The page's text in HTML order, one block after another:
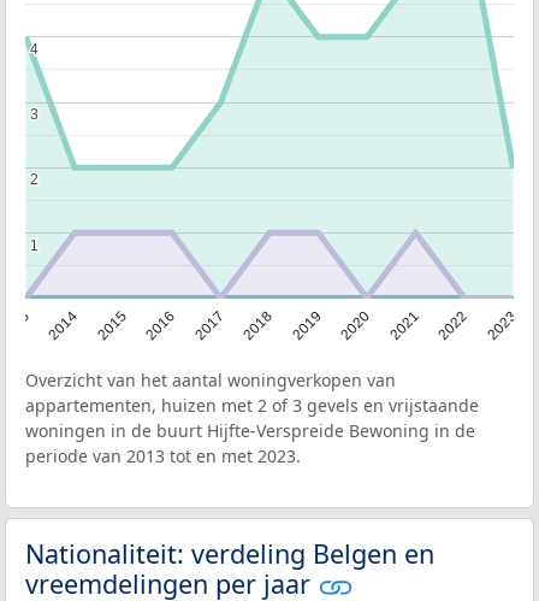
2014 2015 2016 2017 2018 2019 2020 2021 2022 2023
1
1
2
2
3
3
4
4
Overzicht van het aantal woningverkopen van
appartementen, huizen met 2 of 3 gevels en vrijstaande
woningen in de buurt Hijfte-Verspreide Bewoning in de
periode van 2013 tot en met 2023.
Nationaliteit: verdeling Belgen en
vreemdelingen per jaar